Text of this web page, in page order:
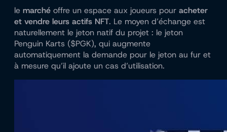
le marché offre un espace aux joueurs pour acheter
et vendre leurs actifs NFT. Le moyen d’échange est
naturellement le jeton natif du projet : le jeton
Penguin Karts ($PGK), qui augmente
automatiquement la demande pour le jeton au fur et
à mesure qu’il ajoute un cas d’utilisation.